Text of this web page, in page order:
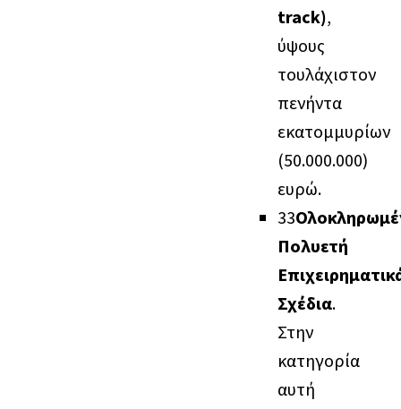
track),
ύψους
τουλάχιστον
πενήντα
εκατομμυρίων
(50.000.000)
ευρώ.
33
Πολυετή
Σχέδια.
Στην
κατηγορία
αυτή